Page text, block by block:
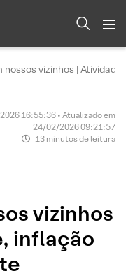
nossos vizinhos |
16:55:36 • Atualizado em
24/02/2026 09:21:57
13 minutos de leitura
vizinhos
inflação